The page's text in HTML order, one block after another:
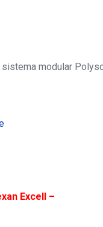
modular
Excell –